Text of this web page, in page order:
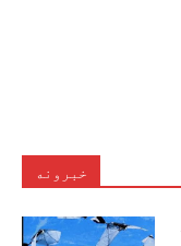
خبرونه